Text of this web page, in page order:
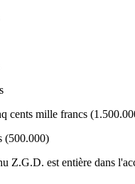
cents mille francs
(500.000)
Z.G.D. est entière dans